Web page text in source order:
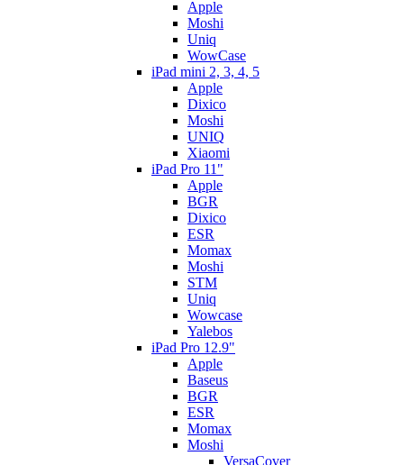
Apple
Moshi
Uniq
WowCase
iPad mini 2, 3, 4, 5
Apple
Dixico
Moshi
UNIQ
Xiaomi
iPad Pro 11"
Apple
BGR
Dixico
ESR
Momax
Moshi
STM
Uniq
Wowcase
Yalebos
iPad Pro 12.9"
Apple
Baseus
BGR
ESR
Momax
Moshi
VersaCover